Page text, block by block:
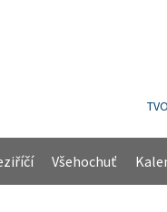
Všehochuť